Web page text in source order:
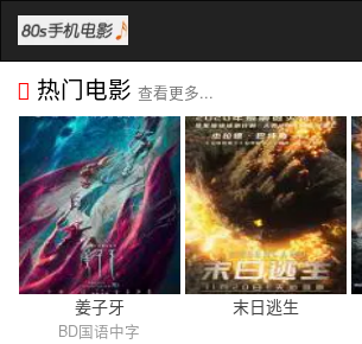
热门电影 查看更多...
姜子牙
BD国语中字
末日逃生